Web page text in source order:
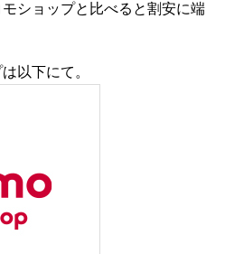
ショップと比べると割安に端
以下にて。